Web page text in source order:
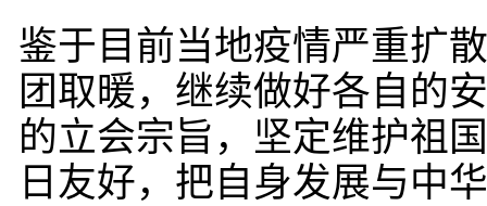
鉴于目前当地疫情严重扩
团取暖，继续做好各自的
的立会宗旨，坚定维护祖
日友好，把自身发展与中